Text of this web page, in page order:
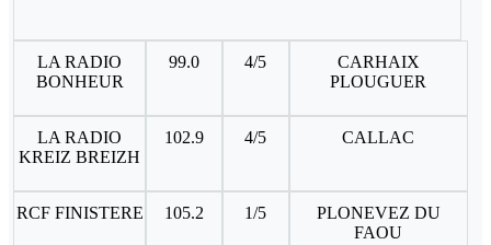
LA RADIO
BONHEUR
99.0 4/5
CARHAIX
PLOUGUER
LA RADIO
KREIZ BREIZH
102.9 4/5 CALLAC
RCF FINISTERE 105.2 1/5
PLONEVEZ DU
FAOU